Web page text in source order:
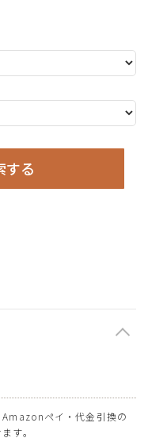
する
ペイ・代金引換の
す。